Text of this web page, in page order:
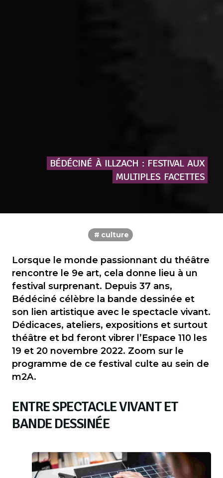
BÉDÉCINÉ À ILLZACH : FESTIVAL AUX
MULTIPLES FACETTES
culture
Lorsque le monde passionnant du théâtre
rencontre le 9e art, cela donne lieu à un
festival surprenant. Depuis 37 ans,
Bédéciné célèbre la bande dessinée et
son lien artistique avec le spectacle vivant.
Dédicaces, ateliers, expositions et surtout
théâtre et bd feront vibrer l’Espace 110 les
19 et 20 novembre 2022. Zoom sur le
programme de ce festival culte au sein de
m2A.
ENTRE SPECTACLE VIVANT ET
BANDE DESSINÉE